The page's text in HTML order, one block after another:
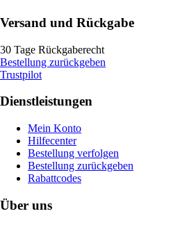
Versand und Rückgabe
30 Tage Rückgaberecht
Bestellung zurückgeben
Trustpilot
Dienstleistungen
Mein Konto
Hilfecenter
Bestellung verfolgen
Bestellung zurückgeben
Rabattcodes
Über uns